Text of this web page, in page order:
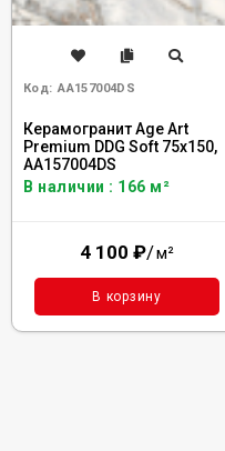
Код: AA157004DS
Керамогранит Age Art
Premium DDG Soft 75x150,
AA157004DS
В наличии : 166 м²
4 100 ₽/м²
В корзину